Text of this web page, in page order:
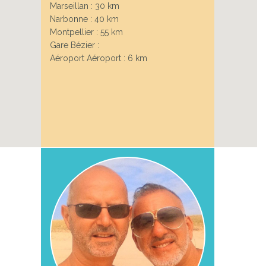
BÉZIERS
Marseillan : 30 km
Narbonne : 40 km
Montpellier : 55 km
Gare Bézier :
Aéroport Aéroport : 6 km